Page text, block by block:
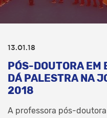
13.01.18
PÓS-DOUTORA EM
DÁ PALESTRA NA
2018
A professora pós-